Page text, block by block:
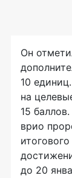
Он
10
на
15
врио
до 20